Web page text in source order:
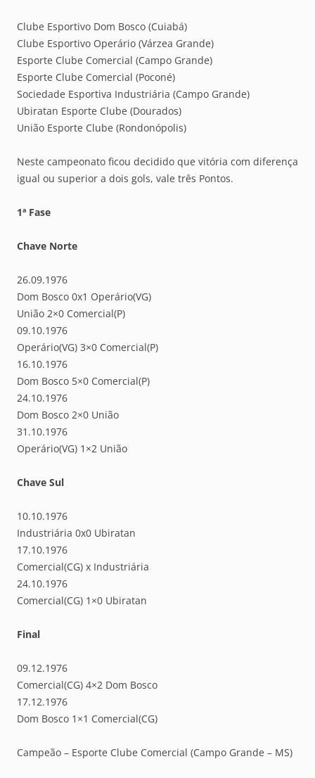
Clube Esportivo Dom Bosco (Cuiabá)
Clube Esportivo Operário (Várzea Grande)
Esporte Clube Comercial (Campo Grande)
Esporte Clube Comercial (Poconé)
Sociedade Esportiva Industriária (Campo Grande)
Ubiratan Esporte Clube (Dourados)
União Esporte Clube (Rondonópolis)
Neste campeonato ficou decidido que vitória com diferença
igual ou superior a dois gols, vale três Pontos.
1ª Fase
Chave Norte
26.09.1976
Dom Bosco 0x1 Operário(VG)
União 2×0 Comercial(P)
09.10.1976
Operário(VG) 3×0 Comercial(P)
16.10.1976
Dom Bosco 5×0 Comercial(P)
24.10.1976
Dom Bosco 2×0 União
31.10.1976
Operário(VG) 1×2 União
Chave Sul
10.10.1976
Industriária 0x0 Ubiratan
17.10.1976
Comercial(CG) x Industriária
24.10.1976
Comercial(CG) 1×0 Ubiratan
Final
09.12.1976
Comercial(CG) 4×2 Dom Bosco
17.12.1976
Dom Bosco 1×1 Comercial(CG)
Campeão – Esporte Clube Comercial (Campo Grande – MS)